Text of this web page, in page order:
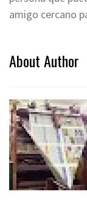
amigo cercano
About Author